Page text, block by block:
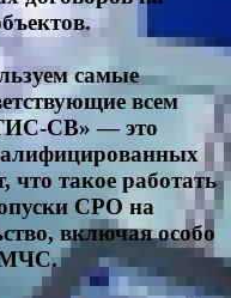
самые
всем
СВ» — это
что такое работать
СРО на
включая особо
МЧС.